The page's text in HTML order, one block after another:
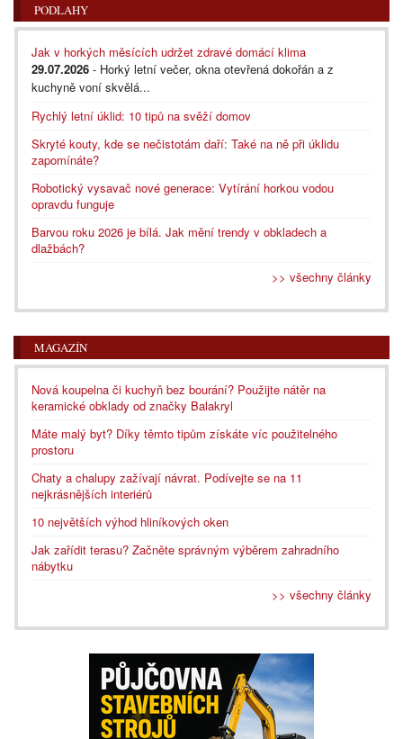
PODLAHY
Jak v horkých měsících udržet zdravé domácí klima
29.07.2026 - Horký letní večer, okna otevřená dokořán a z
kuchyně voní skvělá...
Rychlý letní úklid: 10 tipů na svěží domov
Skryté kouty, kde se nečistotám daří: Také na ně při úklidu
zapomínáte?
Robotický vysavač nové generace: Vytírání horkou vodou
opravdu funguje
Barvou roku 2026 je bílá. Jak mění trendy v obkladech a
dlažbách?
>> všechny články
MAGAZÍN
Nová koupelna či kuchyň bez bourání? Použijte nátěr na
keramické obklady od značky Balakryl
Máte malý byt? Díky těmto tipům získáte víc použitelného
prostoru
Chaty a chalupy zažívají návrat. Podívejte se na 11
nejkrásnějších interiérů
10 největších výhod hliníkových oken
Jak zařídit terasu? Začněte správným výběrem zahradního
nábytku
>> všechny články